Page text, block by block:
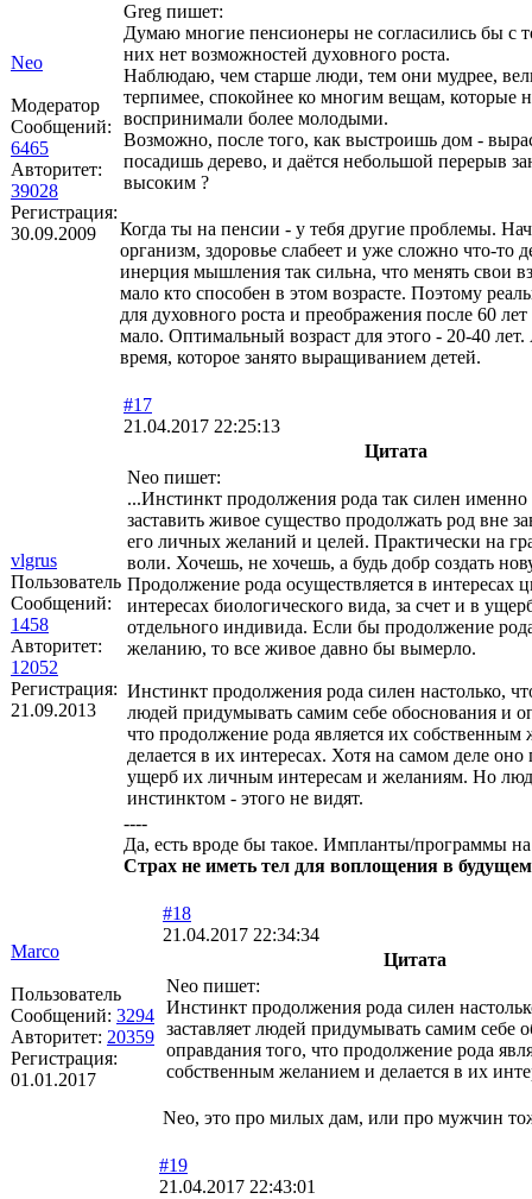
Neo
Модератор
Сообщений:
6465
Авторитет:
39028
Регистрация:
30.09.2009
Greg пишет:
Думаю многие пенсионеры не согласились бы с
них нет возможностей духовного роста.
Наблюдаю, чем старше люди, тем они мудрее,
терпимее, спокойнее ко многим вещам, которые
воспринимали более молодыми.
Возможно, после того, как выстроишь дом -
посадишь дерево, и даётся небольшой перерыв
высоким ?
Когда ты на пенсии - у тебя другие проблемы.
организм, здоровье слабеет и уже сложно что-то
инерция мышления так сильна, что менять свои
мало кто способен в этом возрасте. Поэтому
для духовного роста и преображения после 60 лет
мало. Оптимальный возраст для этого - 20-40 лет.
время, которое занято выращиванием детей.
vlgrus
Пользователь
Сообщений:
1458
Авторитет:
12052
Регистрация:
21.09.2013
#17
21.04.2017 22:25:13
Цитата
Neo пишет:
...Инстинкт продолжения рода так силен именно
заставить живое существо продолжать род вне
его личных желаний и целей. Практически на
воли. Хочешь, не хочешь, а будь добр создать
Продолжение рода осуществляется в интересах
интересах биологического вида, за счет и в
отдельного индивида. Если бы продолжение
желанию, то все живое давно бы вымерло.
Инстинкт продолжения рода силен настолько,
людей придумывать самим себе обоснования и
что продолжение рода является их собственным
делается в их интересах. Хотя на самом деле оно
ущерб их личным интересам и желаниям. Но
инстинктом - этого не видят.
----
Да, есть вроде бы такое. Импланты/программы
Страх не иметь тел для воплощения в
Marco
Пользователь
Сообщений: 3294
Авторитет: 20359
Регистрация:
01.01.2017
#18
21.04.2017 22:34:34
Цитата
Neo пишет:
Инстинкт продолжения рода силен
заставляет людей придумывать самим себе
оправдания того, что продолжение рода
собственным желанием и делается в их
Neo, это про милых дам, или про мужчин
#19
21.04.2017 22:43:01